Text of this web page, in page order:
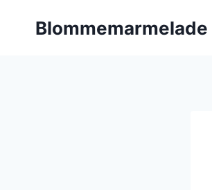
Blommemarmelade